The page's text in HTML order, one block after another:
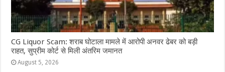
CG Liquor Scam: शराब घोटाला मामले में आरोपी अनवर ढेबर को बड़ी
राहत, सुप्रीम कोर्ट से मिली अंतरिम जमानत
August 5, 2026